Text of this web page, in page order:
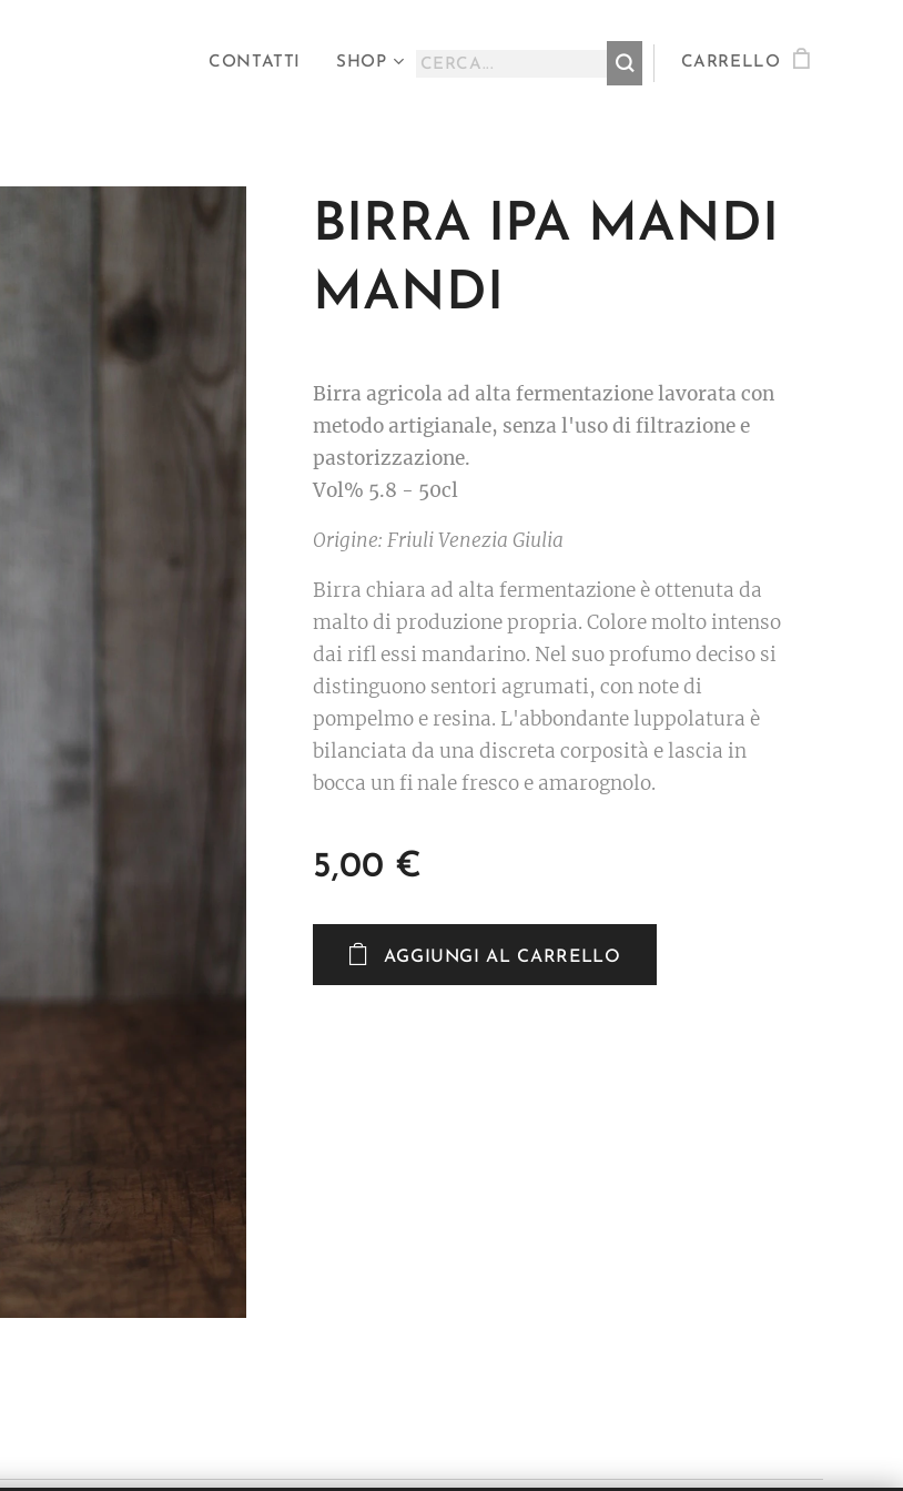
CONTATTI SHOP CARRELLO
BIRRA IPA MANDI
MANDI
Birra agricola ad alta fermentazione lavorata con
metodo artigianale, senza l'uso di filtrazione e
pastorizzazione.
Vol% 5.8 - 50cl
Origine: Friuli Venezia Giulia
Birra chiara ad alta fermentazione è ottenuta da
malto di produzione propria. Colore molto intenso
dai rifl essi mandarino. Nel suo profumo deciso si
distinguono sentori agrumati, con note di
pompelmo e resina. L'abbondante luppolatura è
bilanciata da una discreta corposità e lascia in
bocca un fi nale fresco e amarognolo.
5,00 €
AGGIUNGI AL CARRELLO